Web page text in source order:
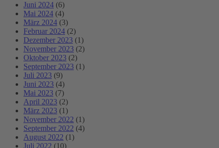
Juni 2024 (6)
Mai 2024 (4)
März 2024 (3)
Februar 2024 (2)
Dezember 2023 (1)
November 2023 (2)
Oktober 2023 (2)
September 2023 (1)
Juli 2023 (9)
Juni 2023 (4)
Mai 2023 (7)
April 2023 (2)
März 2023 (1)
November 2022 (1)
September 2022 (4)
August 2022 (1)
Juli 2022 (10)